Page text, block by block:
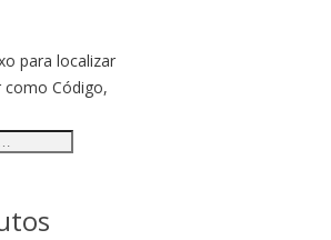
para localizar
Código,